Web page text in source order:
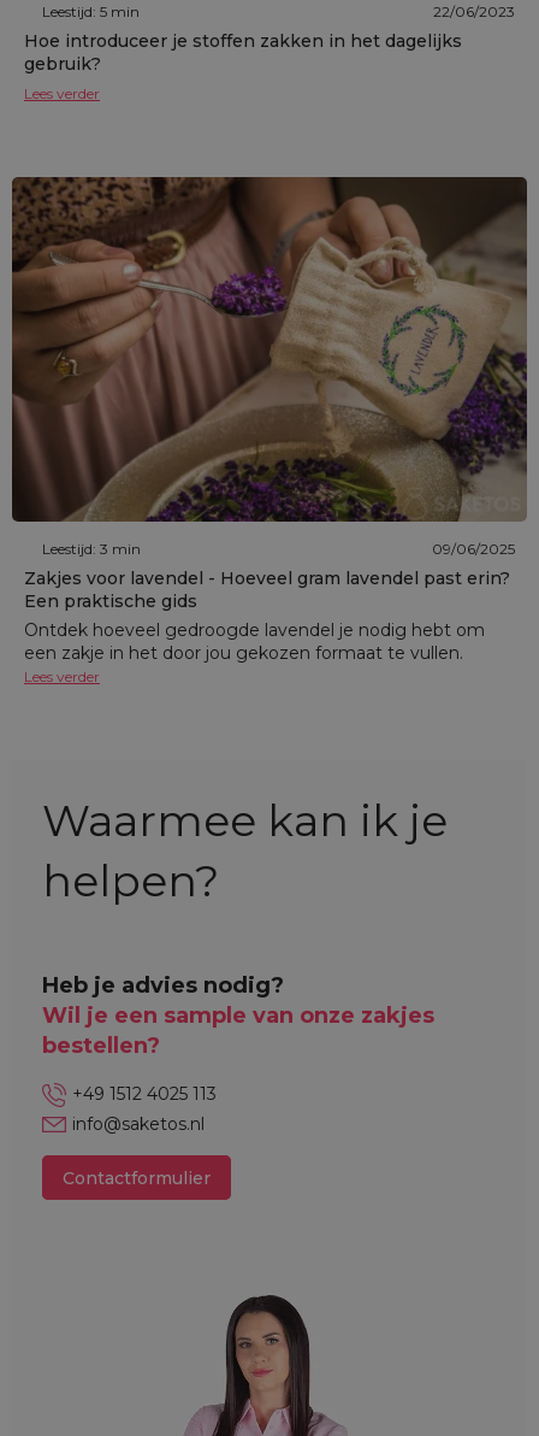
Leestijd: 5 min 22/06/2023
Hoe introduceer je stoffen zakken in het dagelijks
gebruik?
Lees verder
Leestijd: 3 min 09/06/2025
Zakjes voor lavendel - Hoeveel gram lavendel past erin?
Een praktische gids
Ontdek hoeveel gedroogde lavendel je nodig hebt om
een zakje in het door jou gekozen formaat te vullen.
Lees verder
Waarmee kan ik je
helpen?
Heb je advies nodig?
Wil je een sample van onze zakjes
bestellen?
+49 1512 4025 113
info@saketos.nl
Contactformulier